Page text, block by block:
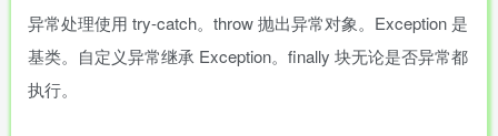
异常处理使用 try-catch。throw 抛出异常对象。Exception 是
基类。自定义异常继承 Exception。finally 块无论是否异常都
执行。